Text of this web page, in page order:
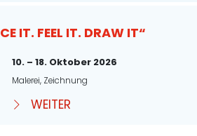
IT. FEEL IT. DRAW IT“
10. – 18. Oktober 2026
Malerei, Zeichnung
WEITER